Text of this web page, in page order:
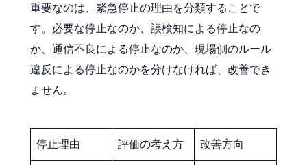
重要なのは、緊急停止の理由を分類することで
す。必要な停止なのか、誤検知による停止なの
か、通信不良による停止なのか、現場側のルール
違反による停止なのかを分けなければ、改善でき
ません。
停止理由 評価の考え方 改善方向